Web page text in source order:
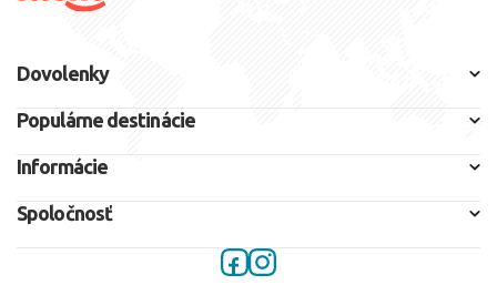
Dovolenky
Populárne destinácie
Informácie
Spoločnosť